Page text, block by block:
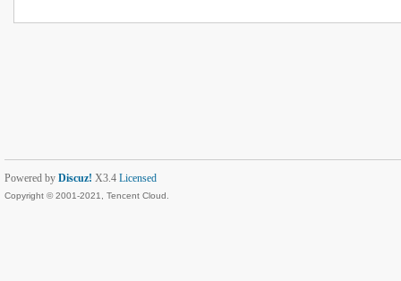
Powered by Discuz! X3.4 Licensed
Copyright © 2001-2021, Tencent Cloud.